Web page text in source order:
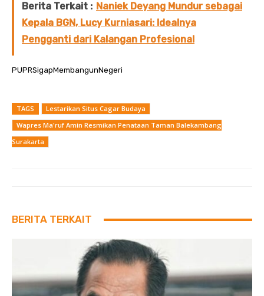
Berita Terkait : Naniek Deyang Mundur sebagai
Kepala BGN, Lucy Kurniasari: Idealnya
Pengganti dari Kalangan Profesional
PUPRSigapMembangunNegeri
TAGS
Lestarikan Situs Cagar Budaya
Wapres Ma'ruf Amin Resmikan Penataan Taman Balekambang
Surakarta
BERITA TERKAIT